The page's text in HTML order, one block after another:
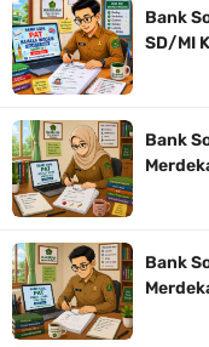
Bank
SD/MI
Bank
Bank